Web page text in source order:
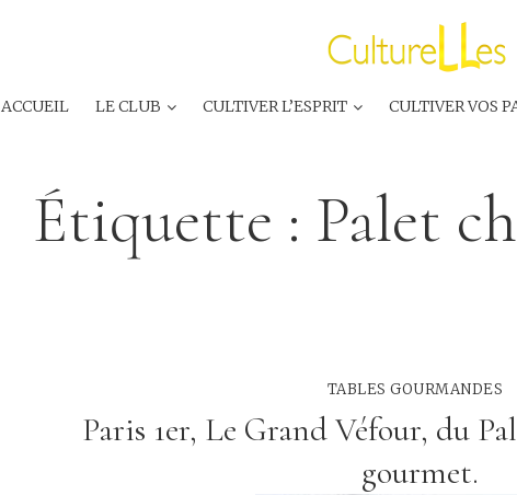
ACCUEIL LE CLUB CULTIVER L’ESPRIT CULTIVER VOS
Étiquette : Palet
TABLES GOURMANDES
Paris 1er, Le Grand Véfour, du
gourmet.